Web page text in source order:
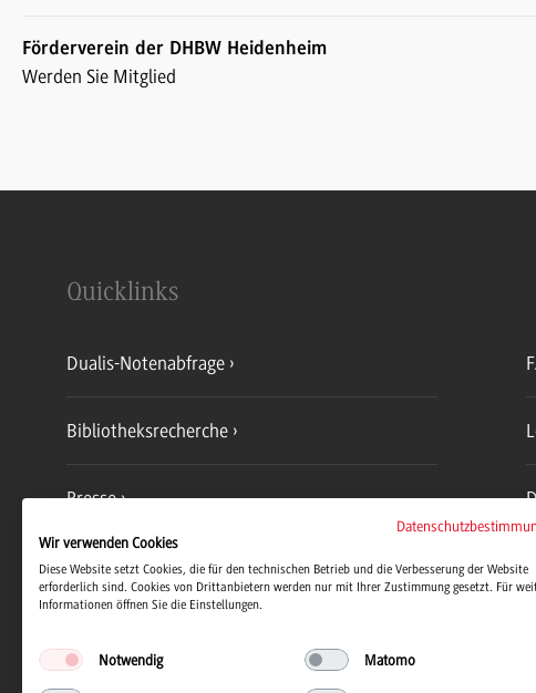
Förderverein der DHBW Heidenheim
Werden Sie Mitglied
Quicklinks
Dualis-Notenabfrage
Bibliotheksrecherche
Presse
Jobs und Karriere
Wir verwenden Cookies
Diese Website setzt Cookies, die für den technischen Betrieb und die Verbesserung der Website
erforderlich sind. Cookies von Drittanbietern werden nur mit Ihrer Zustimmung gesetzt. Für
Informationen öffnen Sie die Einstellungen.
Notwendig Matomo